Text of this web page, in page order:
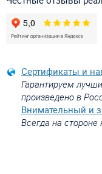
Сертификаты и
Гарантируем
произведено в
Внимательный и
Всегда на